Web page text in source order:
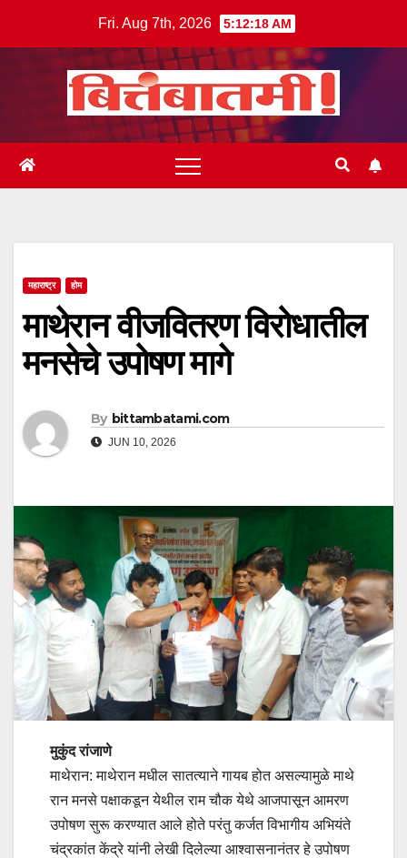
Fri. Aug 7th, 2026 5:12:18 AM
महाराष्ट्र होम
माथेरान वीजवितरण विरोधातील
मनसेचे उपोषण मागे
By bittambatami.com
JUN 10, 2026
मुकुंद रांजाणे
माथेरान: माथेरान मधील सातत्याने गायब होत असल्यामुळे माथे
रान मनसे पक्षाकडून येथील राम चौक येथे आजपासून आमरण
उपोषण सुरू करण्यात आले होते परंतु कर्जत विभागीय अभियंते
चंद्रकांत केंद्रे यांनी लेखी दिलेल्या आश्वासनानंतर हे उपोषण